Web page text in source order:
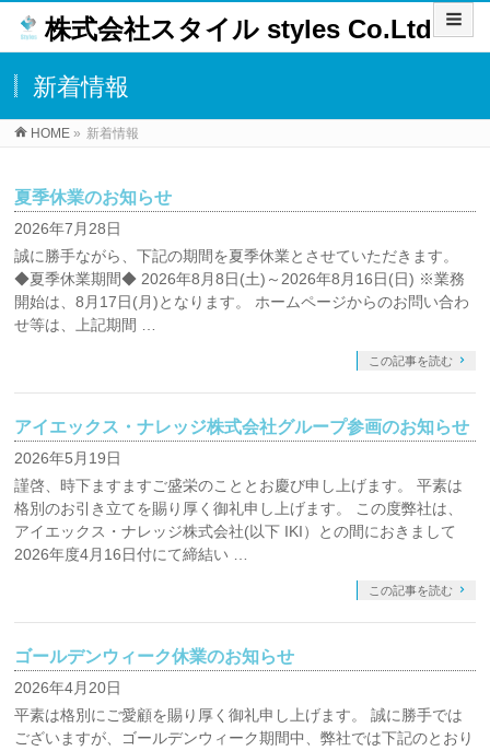
株式会社スタイル styles Co.Ltd
新着情報
HOME » 新着情報
夏季休業のお知らせ
2026年7月28日
誠に勝手ながら、下記の期間を夏季休業とさせていただきます。
◆夏季休業期間◆ 2026年8月8日(土)～2026年8月16日(日) ※業務
開始は、8月17日(月)となります。 ホームページからのお問い合わ
せ等は、上記期間 …
この記事を読む
アイエックス・ナレッジ株式会社グループ参画のお知らせ
2026年5月19日
謹啓、時下ますますご盛栄のこととお慶び申し上げます。 平素は
格別のお引き立てを賜り厚く御礼申し上げます。 この度弊社は、
アイエックス・ナレッジ株式会社(以下 IKI）との間におきまして
2026年度4月16日付にて締結い …
この記事を読む
ゴールデンウィーク休業のお知らせ
2026年4月20日
平素は格別にご愛顧を賜り厚く御礼申し上げます。 誠に勝手では
ございますが、ゴールデンウィーク期間中、弊社では下記のとおり